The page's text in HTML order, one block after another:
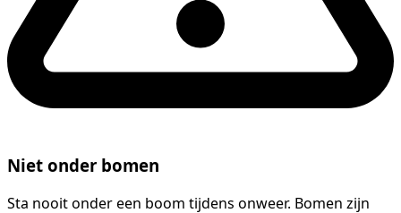
Niet onder bomen
Sta nooit onder een boom tijdens onweer. Bomen zijn